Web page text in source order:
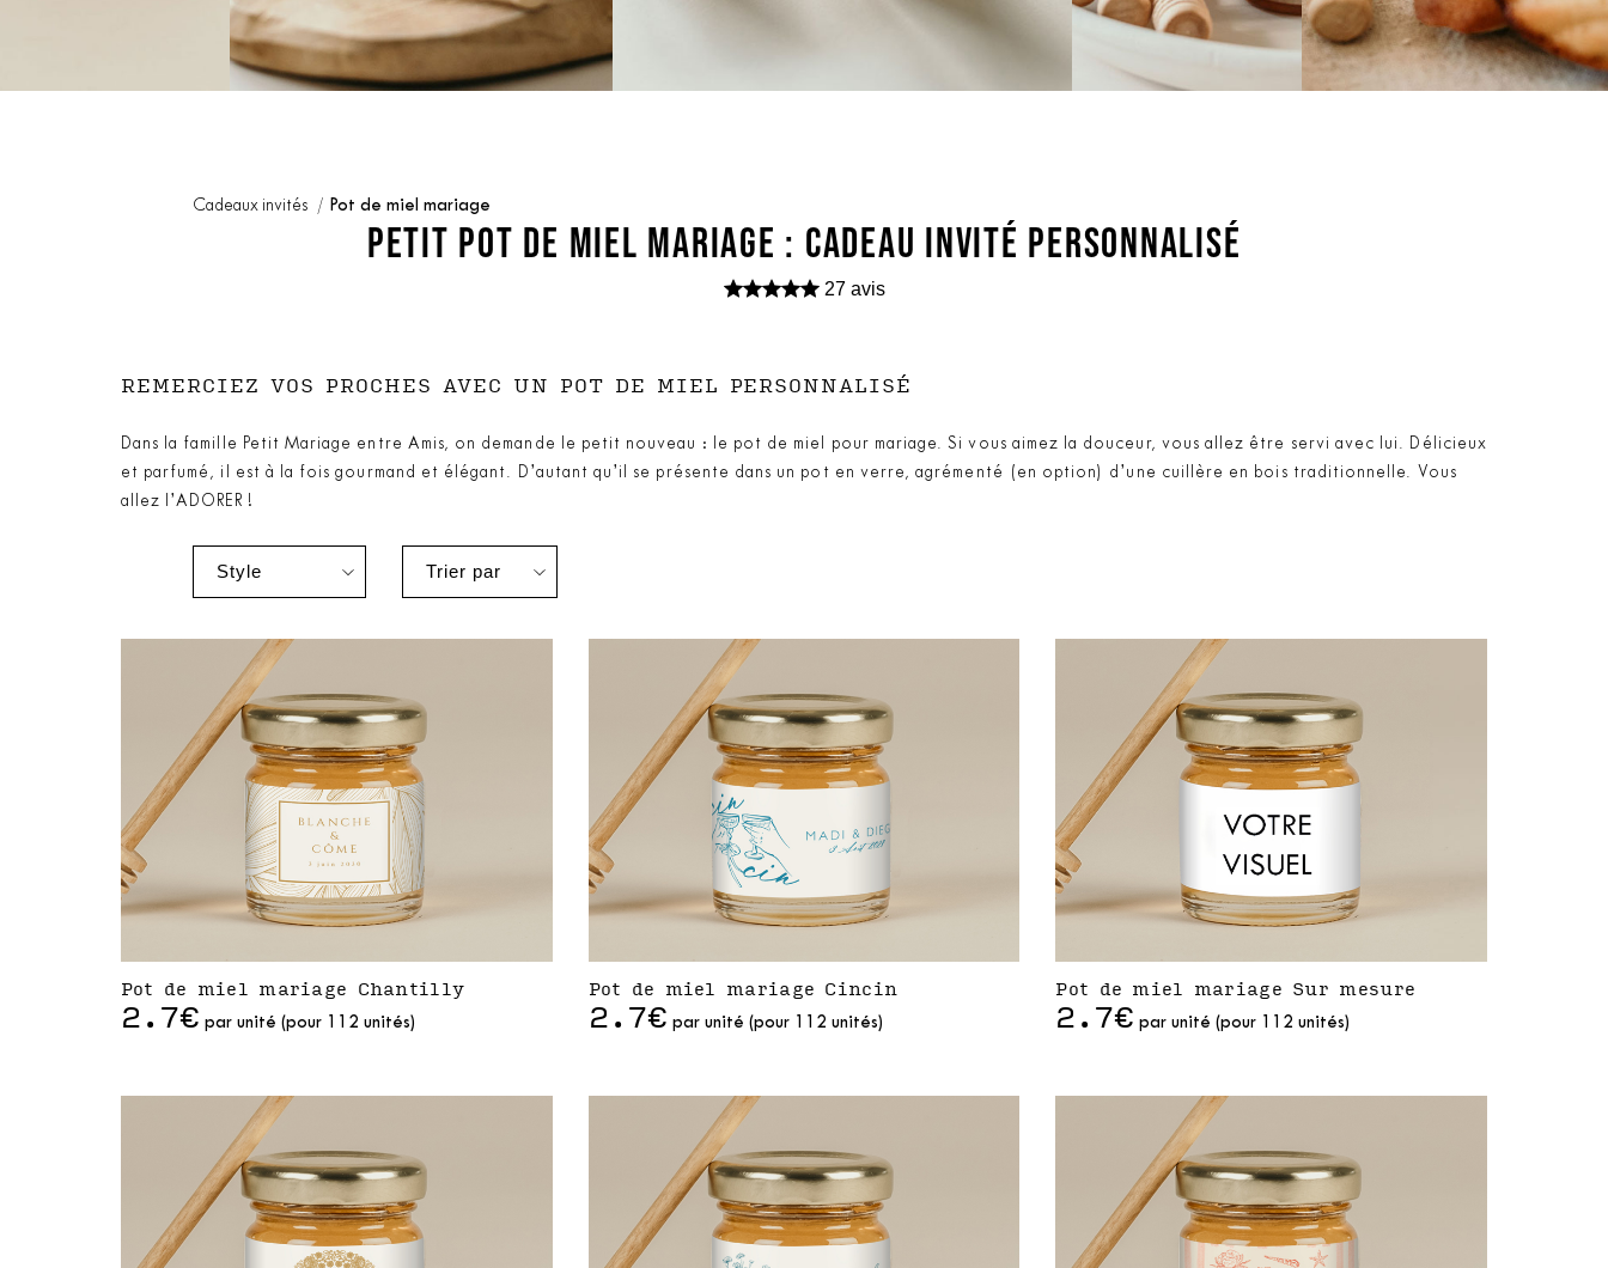
Cadeaux invités Pot de miel mariage
PETIT POT DE MIEL MARIAGE : CADEAU INVITÉ PERSONNALISÉ
27 avis
REMERCIEZ VOS PROCHES AVEC UN POT DE MIEL PERSONNALISÉ
Dans la famille Petit Mariage entre Amis, on demande le petit nouveau : le pot de miel pour mariage. Si vous aimez la douceur, vous allez être servi avec lui. Délicieux
et parfumé, il est à la fois gourmand et élégant. D’autant qu’il se présente dans un pot en verre, agrémenté (en option) d’une cuillère en bois traditionnelle. Vous
allez l’ADORER !
Pot de miel mariage Chantilly
2.7€ par unité (pour 112 unités)
Pot de miel mariage Cincin
2.7€ par unité (pour 112 unités)
Pot de miel mariage Sur mesure
2.7€ par unité (pour 112 unités)